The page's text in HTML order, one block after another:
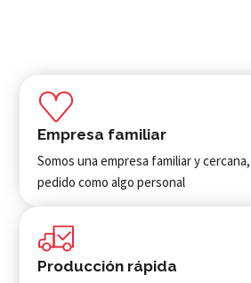
Empresa familiar
Somos una empresa familiar y
pedido como algo personal
Producción rápida